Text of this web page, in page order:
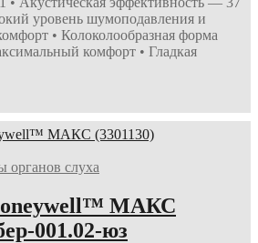
уровень шумоподавления и
• Колоколообразная форма
комфорт • Гладкая
органов слуха
МАКС
001.02-юз